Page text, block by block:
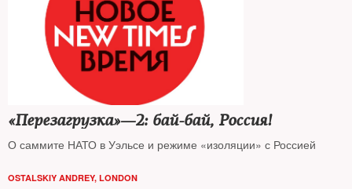
«Перезагрузка»—2: бай-бай, Россия!
О саммите НАТО в Уэльсе и режиме «изоляции» с Россией
OSTALSKIY ANDREY, LONDON